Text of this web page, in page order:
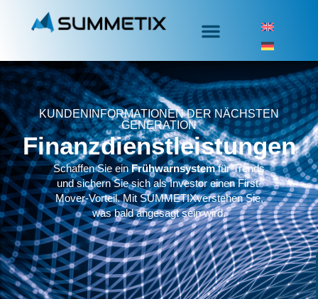
KUNDENINFORMATIONEN DER NÄCHSTEN
GENERATION
Finanzdienstleistungen
Schaffen Sie einFrühwarnsystemfür Trends
und sichern Sie sich als Investor einen First-
Mover-Vorteil.Mit SUMMETIXverstehen Sie,
was bald angesagt sein wird.